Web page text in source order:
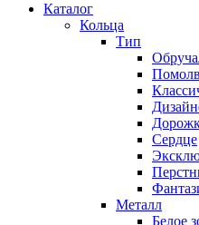
Каталог
Кольца
Тип
Сердце
Металл
Белое